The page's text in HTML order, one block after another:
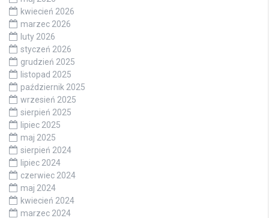
kwiecień 2026
marzec 2026
luty 2026
styczeń 2026
grudzień 2025
listopad 2025
październik 2025
wrzesień 2025
sierpień 2025
lipiec 2025
maj 2025
sierpień 2024
lipiec 2024
czerwiec 2024
maj 2024
kwiecień 2024
marzec 2024